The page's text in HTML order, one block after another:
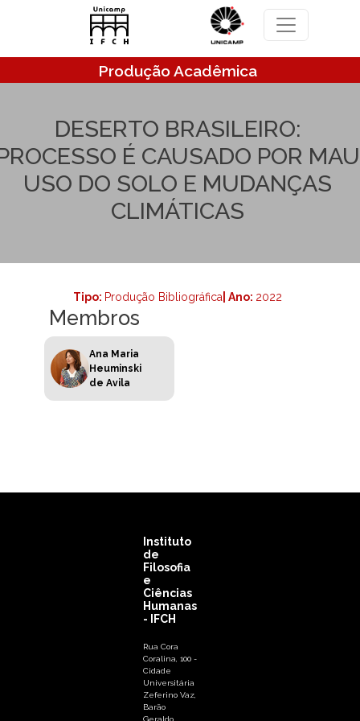
Pular para o conteúdo principal
Produção Acadêmica
DESERTO BRASILEIRO:
É CAUSADO POR MAU
USO DO SOLO E MUDANÇAS
CLIMÁTICAS
Tipo: Produção Bibliográfica | Ano: 2022
Membros
Ana Maria
Heuminski
de Avila
Instituto
de
Filosofia
e
Ciências
Humanas
- IFCH
Rua Cora
Coralina, 100 -
Cidade
Universitária
Zeferino Vaz,
Barão
Geraldo